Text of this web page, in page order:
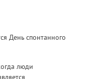
День спонтанного
люди